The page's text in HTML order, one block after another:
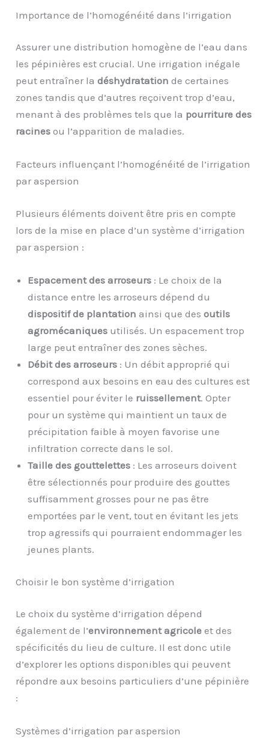
Importance de l’homogénéité dans l’irrigation
Assurer une distribution homogène de l’eau dans
les pépinières est crucial. Une irrigation inégale
peut entraîner ladéshydratation de certaines
zones tandis que d’autres reçoivent trop d’eau,
menant à des problèmes tels que la pourriture des
racines ou l’apparition de maladies.
Facteurs influençant l’homogénéité de l’irrigation
par aspersion
Plusieurs éléments doivent être pris en compte
lors de la mise en place d’un système d’irrigation
par aspersion :
Espacement des arroseurs : Le choix de la
distance entre les arroseurs dépend du
dispositif de plantation ainsi que desoutils
agromécaniques utilisés. Un espacement trop
large peut entraîner des zones sèches.
Débit des arroseurs : Un débit approprié qui
correspond aux besoins en eau des cultures est
essentiel pour éviter le ruissellement. Opter
pour un système qui maintient un taux de
précipitation faible à moyen favorise une
infiltration correcte dans le sol.
Taille des gouttelettes : Les arroseurs doivent
être sélectionnés pour produire des gouttes
suffisamment grosses pour ne pas être
emportées par le vent, tout en évitant les jets
trop agressifs qui pourraient endommager les
jeunes plants.
Choisir le bon système d’irrigation
Le choix du système d’irrigation dépend
également de l’environnement agricole et des
spécificités du lieu de culture. Il est donc utile
d’explorer les options disponibles qui peuvent
répondre aux besoins particuliers d’une pépinière
:
Systèmes d’irrigation par aspersion